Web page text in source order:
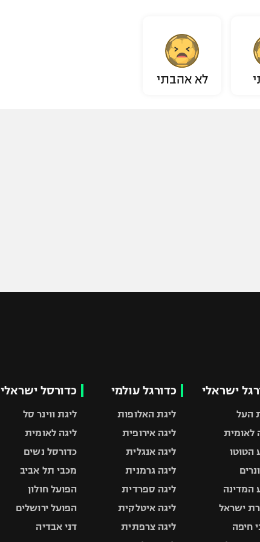
לא אהבתי
ישראלי
העל
לאומית
הטוטו
המדינה
ישראל
חיפה
כדורגל עולמי
ליגת האלופות
ליגה אירופית
ליגה אנגלית
ליגה גרמנית
ליגה ספרדית
ליגה איטלקית
ליגה צרפתית
כדורסל ישראלי
ליגת ווינר סל
ליגה לאומית
כדורסל נשים
מכבי תל אביב
הפועל חולון
הפועל ירושלים
דני אבדיה